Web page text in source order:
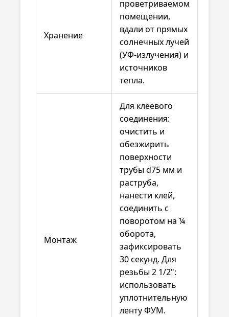
Хранение
проветриваемом
помещении,
вдали от прямых
солнечных лучей
(УФ-излучения) и
источников
тепла.
Монтаж
Для клеевого
соединения:
очистить и
обезжирить
поверхности
трубы d75 мм и
раструба,
нанести клей,
соединить с
поворотом на ¼
оборота,
зафиксировать
30 секунд. Для
резьбы 2 1/2":
использовать
уплотнительную
ленту ФУМ.